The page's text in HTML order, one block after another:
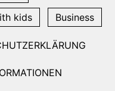
kids
Business